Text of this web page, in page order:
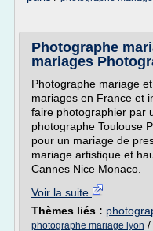
Photographe
mariages
Photographe mariage
mariages en France et
faire photographier par
photographe Toulouse
pour un mariage de
mariage artistique et
Cannes Nice Monaco.
Voir la suite
Thèmes liés :
photographe mariage lyon /